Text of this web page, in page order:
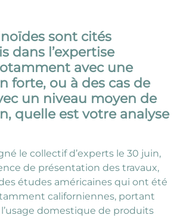
sont cités
dans l’expertise
avec une
forte, ou à des cas de
un niveau moyen de
quelle est votre analyse
le collectif d’experts le 30 juin,
de présentation des travaux,
études américaines qui ont été
californiennes, portant
domestique de produits